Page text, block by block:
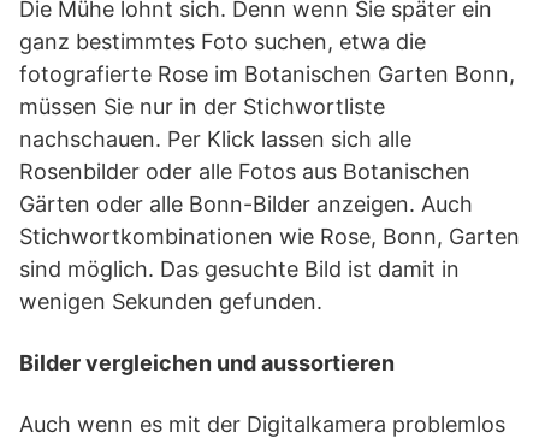
Die Mühe lohnt sich. Denn wenn Sie später ein
ganz bestimmtes Foto suchen, etwa die
fotografierte Rose im Botanischen Garten Bonn,
müssen Sie nur in der Stichwortliste
nachschauen. Per Klick lassen sich alle
Rosenbilder oder alle Fotos aus Botanischen
Gärten oder alle Bonn-Bilder anzeigen. Auch
Stichwortkombinationen wie Rose, Bonn, Garten
sind möglich. Das gesuchte Bild ist damit in
wenigen Sekunden gefunden.
Bilder vergleichen und aussortieren
Auch wenn es mit der Digitalkamera problemlos